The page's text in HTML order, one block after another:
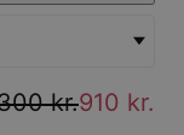
kr.910 kr.